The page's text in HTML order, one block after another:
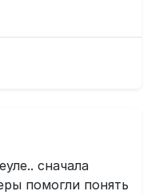
сначала
помогли понять